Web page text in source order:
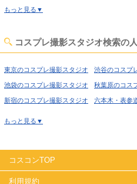
大阪猫足·バスタブコスプレ撮影スタジオ
大阪屋上·バルコニーコスプレ撮影スタジオ
大阪アイドルステージコスプレ撮影スタジオ
大阪大正ロマン·昭和レトロコスプレ撮影スタ
大阪カフェ·レストラン·バーコスプレ撮影スタ
大阪病院·保健室コスプレ撮影スタジオ 大阪
もっと見る▼
コスプレ撮影スタジオ検索の
東京のコスプレ撮影スタジオ 渋谷のコスプ
池袋のコスプレ撮影スタジオ 秋葉原のコス
新宿のコスプレ撮影スタジオ 六本木・表参
上野のコスプレ撮影スタジオ
日暮里のコスプレ撮影スタジオ
もっと見る▼
コスコンTOP
利用規約